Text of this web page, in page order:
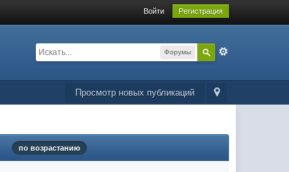
Войти Регистрация
Форумы
Просмотр новых публикаций
по возрастанию